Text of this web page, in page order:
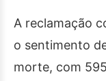
A reclamação
o sentimento
morte, com